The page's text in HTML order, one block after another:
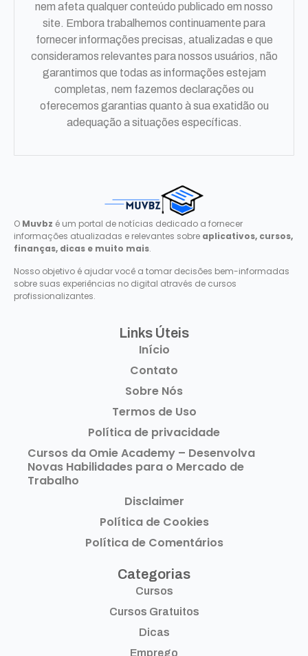
nem afeta qualquer conteúdo publicado em nosso
site. Embora trabalhemos continuamente para
fornecer informações precisas, atualizadas e que
consideramos relevantes para nossos usuários, não
garantimos que todas as informações estejam
completas, nem fazemos declarações ou
oferecemos garantias quanto à sua exatidão ou
adequação a situações específicas.
O Muvbz é um portal de notícias dedicado a fornecer
informações atualizadas e relevantes sobre aplicativos, cursos,
finanças, dicas e muito mais.
Nosso objetivo é ajudar você a tomar decisões bem-informadas
sobre suas experiências no digital através de cursos
profissionalizantes.
Links Úteis​
Início
Contato
Sobre Nós
Termos de Uso
Política de privacidade
Cursos da Omie Academy – Desenvolva
Novas Habilidades para o Mercado de
Trabalho
Disclaimer
Política de Cookies
Política de Comentários
Categorias
Cursos
Cursos Gratuitos
Dicas
Emprego